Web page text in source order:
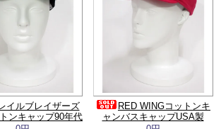
イルブレイザーズ
ンキャップ90年代
RED WINGコットンキ
ャンバスキャップUSA製